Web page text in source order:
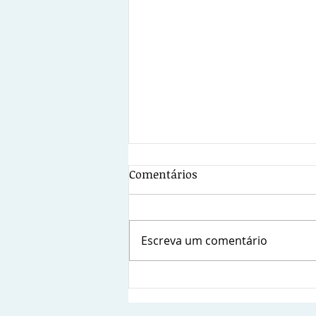
Comentários
Escreva um comentário